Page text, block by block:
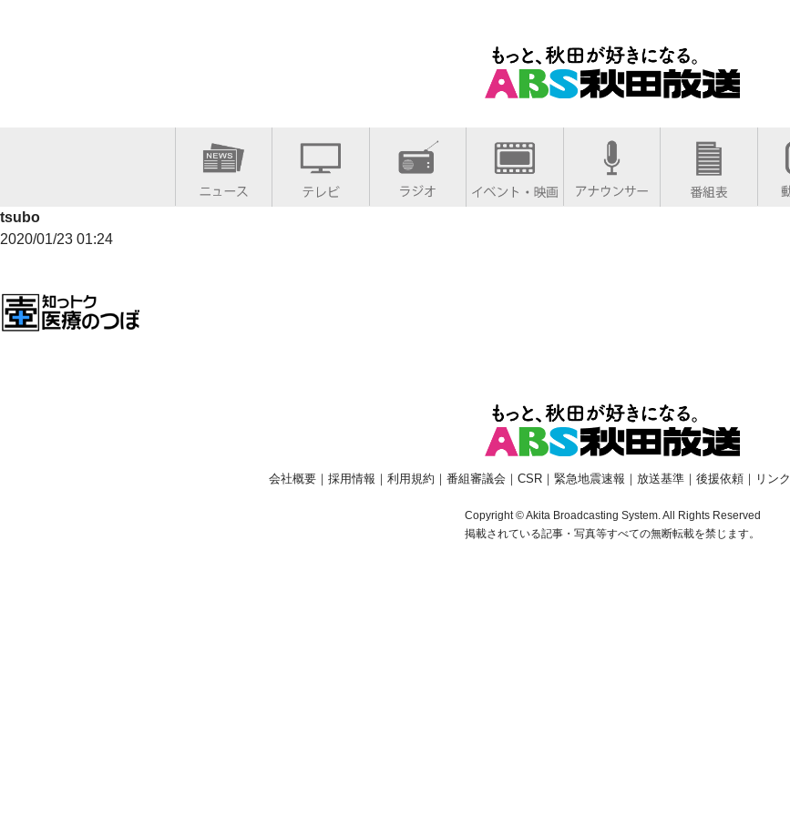
tsubo
2020/01/23 01:24
会社概要｜ 採用情報 ｜ 利用規約 ｜ 番組審議会 ｜ CSR｜ 緊急地震速報 ｜ 放送基準｜ 後援依頼｜ リンク
Copyright © Akita Broadcasting System. All Rights Reserved
掲載されている記事・写真等すべての無断転載を禁じます。